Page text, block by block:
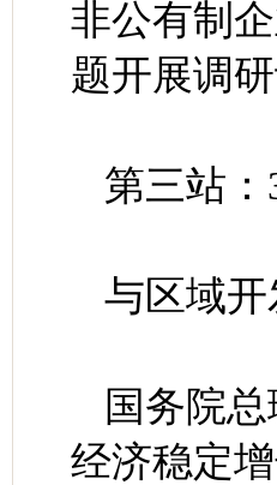
非公有制
题开展调研
第三站
与区域
国务院
经济稳定